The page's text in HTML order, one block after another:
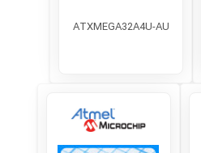
ATXMEGA32A4U-AU